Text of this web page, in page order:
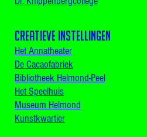
Creatieve instellingen
Het Annatheater
De Cacaofabriek
Bibliotheek Helmond-Peel
Het Speelhuis
Museum Helmond
Kunstkwartier